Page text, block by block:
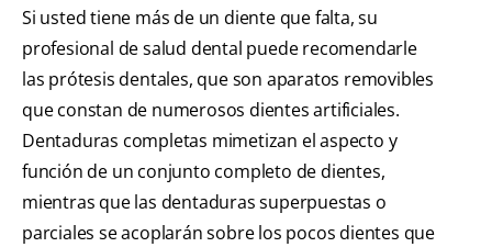
Si usted tiene más de un diente que falta, su
profesional de salud dental puede recomendarle
las prótesis dentales, que son aparatos removibles
que constan de numerosos dientes artificiales.
Dentaduras completas mimetizan el aspecto y
función de un conjunto completo de dientes,
mientras que las dentaduras superpuestas o
parciales se acoplarán sobre los pocos dientes que